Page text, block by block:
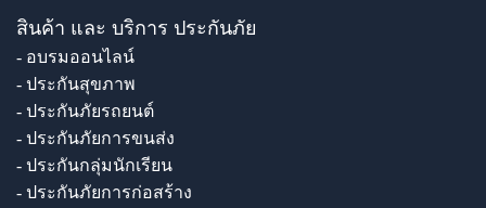
สินค้า และ บริการ ประกันภัย
- อบรมออนไลน์
- ประกันสุขภาพ
- ประกันภัยรถยนต์
- ประกันภัยการขนส่ง
- ประกันกลุ่มนักเรียน
- ประกันภัยการก่อสร้าง